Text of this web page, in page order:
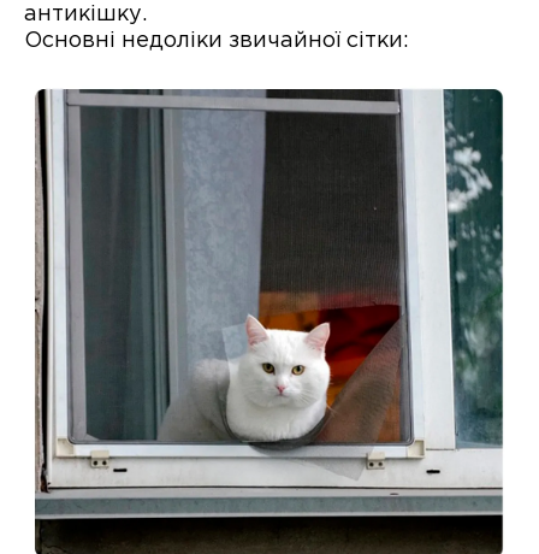
антикішку.
Основні недоліки звичайної сітки: